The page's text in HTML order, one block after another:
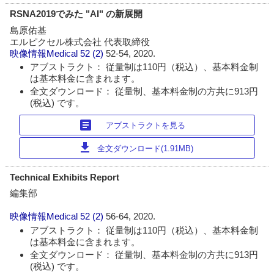
RSNA2019でみた "AI" の新展開
島原佑基
エルピクセル株式会社 代表取締役
映像情報Medical 52 (2)52-54, 2020.
アブストラクト： 従量制は110円（税込）、基本料金制
は基本料金に含まれます。
全文ダウンロード： 従量制、基本料金制の方共に913円
(税込) です。
article アブストラクトを見る
download 全文ダウンロード(1.91MB)
Technical Exhibits Report
編集部
映像情報Medical 52 (2)56-64, 2020.
アブストラクト： 従量制は110円（税込）、基本料金制
は基本料金に含まれます。
全文ダウンロード： 従量制、基本料金制の方共に913円
(税込) です。